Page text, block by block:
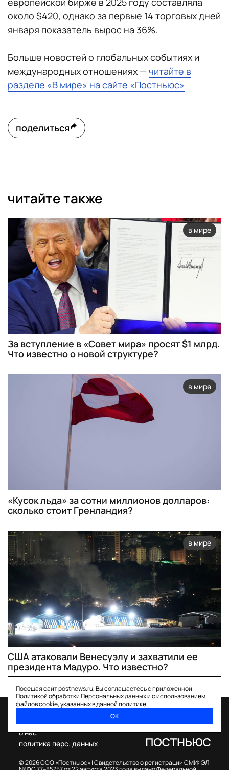
около $420, однако за первые 14 торговых дней
января показатель вырос на 36%.
Больше новостей о глобальных событиях и
международных отношениях — читайте в
разделе «В мире» на сайте «Постньюс»
поделиться
читайте также
в мире
За вступление в «Совет мира» просят $1 млрд.
Что известно о новой структуре?
в мире
«Кусок льда» за сотни миллионов долларов:
сколько стоит Гренландия?
в мире
США атаковали Венесуэлу и захватили ее
президента Мадуро. Что известно?
Посещая сайт postnews.ru, Вы соглашаетесь с приложенной
Политикой обработки Персональных данныхи с использованием
файлов cookie, указанных в данной политике.
ОК
© 2026 ООО «Постньюс» |Свидетельство о регистрации СМИ: ЭЛ
о нас
политика перс. данных